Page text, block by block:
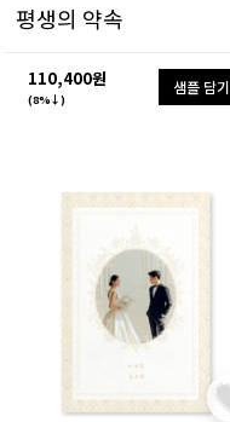
평생의 약속
110,400원
(8%↓)
샘플 담기